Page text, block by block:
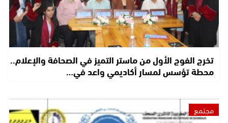
تخرج الفوج الأول من ماستر التميز في الصحافة والإعلام..
محطة تؤسس لمسار أكاديمي واعد في…
مجتمع